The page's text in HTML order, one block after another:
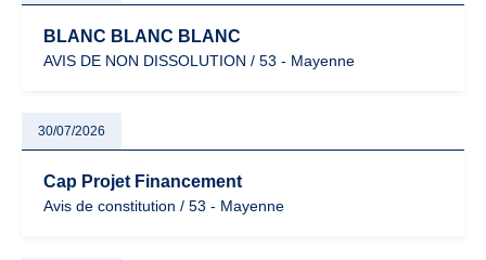
BLANC BLANC BLANC
AVIS DE NON DISSOLUTION / 53 - Mayenne
30/07/2026
Cap Projet Financement
Avis de constitution / 53 - Mayenne